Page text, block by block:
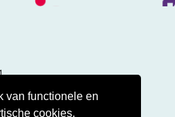
van functionele en
cookies.